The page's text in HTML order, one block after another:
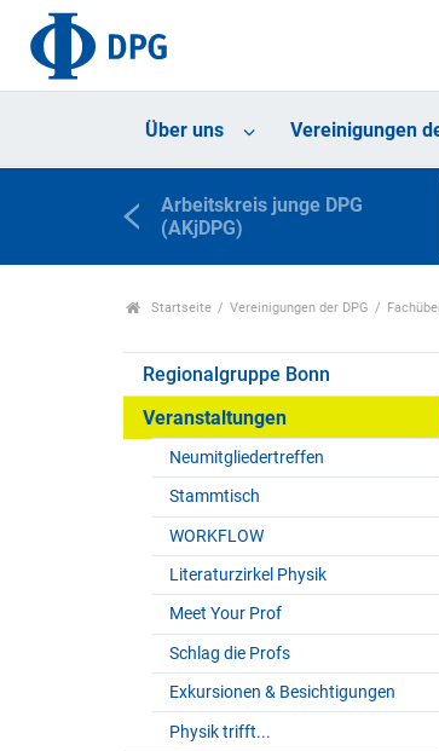
Über uns Vereinigungen
Arbeitskreis junge DPG
(AKjDPG)
Startseite Vereinigungen der DPG
Regionalgruppe Bonn
Veranstaltungen
Neumitgliedertreffen
Stammtisch
WORKFLOW
Literaturzirkel Physik
Meet Your Prof
Schlag die Profs
Exkursionen & Besichtigungen
Physik trifft...